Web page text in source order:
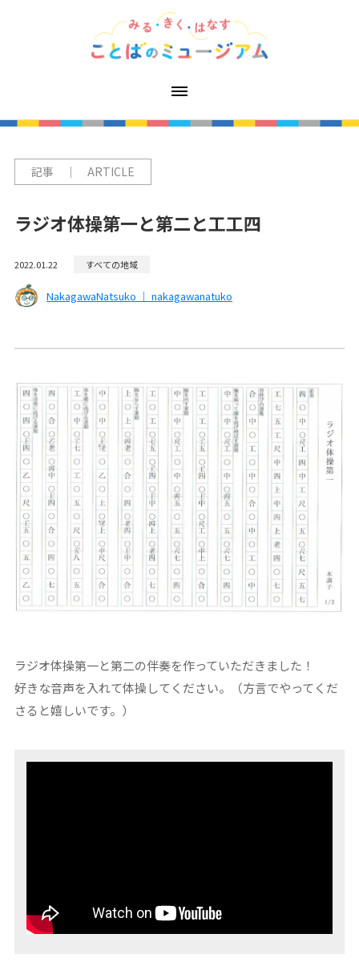
記事 ｜ ARTICLE
ラジオ体操第一と第二と工工四
2022.01.22 すべての地域
NakagawaNatsuko ｜ nakagawanatuko
ラジオ体操第一と第二の伴奏を作っていただきました！
好きな音声を入れて体操してください。（方言でやってくだ
さると嬉しいです。）